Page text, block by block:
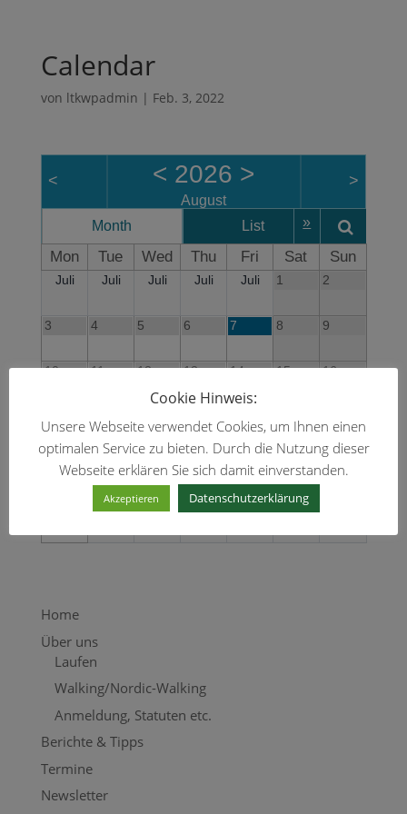
Calendar
von ltkwpadmin | Feb. 3, 2022
< < 2026 >
August
>
»
Month List
Mon Tue Wed Thu Fri Sat Sun
Juli Juli Juli Juli Juli 1 2
3 4 5 6 7 8 9
10 11 12 13 14 15 16
24 26 30
Septe
Septe
Septe
Septe
Septe
Home
Über uns
Laufen
Walking/Nordic-Walking
Anmeldung, Statuten etc.
Berichte & Tipps
Termine
Newsletter
Cookie Hinweis:
Unsere Webseite verwendet Cookies, um Ihnen einen
optimalen Service zu bieten. Durch die Nutzung dieser
Webseite erklären Sie sich damit einverstanden.
Akzeptieren Datenschutzerklärung